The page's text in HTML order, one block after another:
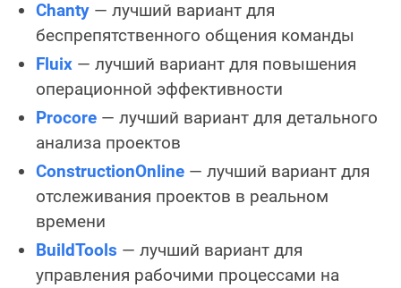
Chanty — лучший вариант для
беспрепятственного общения команды
Fluix — лучший вариант для повышения
операционной эффективности
Procore — лучший вариант для детального
анализа проектов
ConstructionOnline — лучший вариант для
отслеживания проектов в реальном
времени
BuildTools — лучший вариант для
управления рабочими процессами на